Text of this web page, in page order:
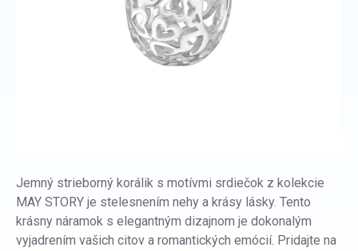
Jemný strieborný korálik s motívmi srdiečok z kolekcie
MAY STORY je stelesnením nehy a krásy lásky. Tento
krásny náramok s elegantným dizajnom je dokonalým
vyjadrením vašich citov a romantických emócií. Pridajte na